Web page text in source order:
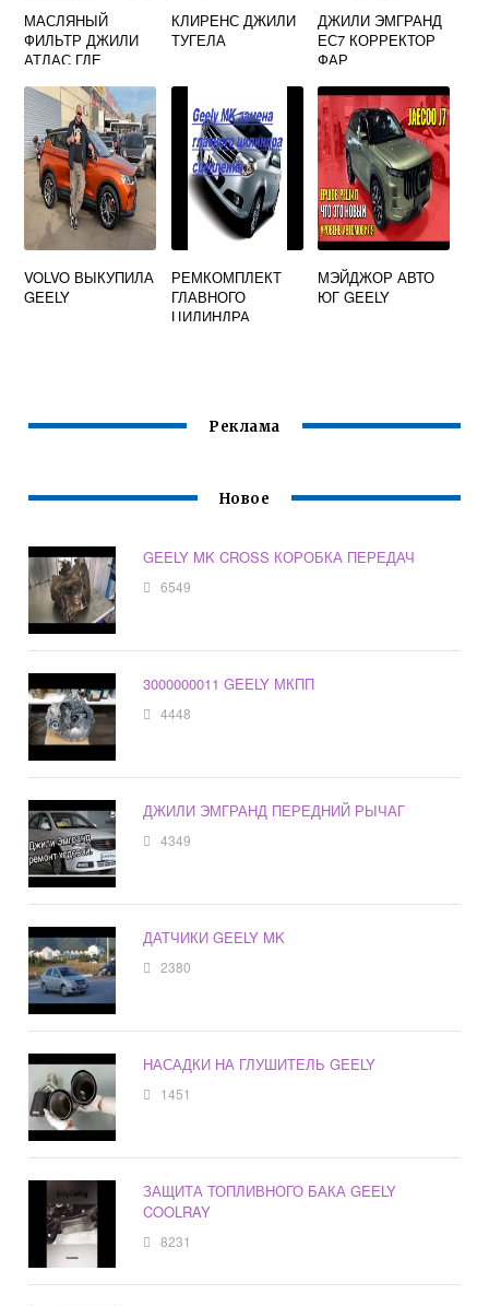
МАСЛЯНЫЙ
ФИЛЬТР ДЖИЛИ
АТЛАС ГДЕ
КЛИРЕНС ДЖИЛИ
ТУГЕЛА
ДЖИЛИ ЭМГРАНД
ЕС7 КОРРЕКТОР
ФАР
VOLVO ВЫКУПИЛА
GEELY
РЕМКОМПЛЕКТ
ГЛАВНОГО
ЦИЛИНДРА
МЭЙДЖОР АВТО
ЮГ GEELY
Реклама
Новое
GEELY MK CROSS КОРОБКА ПЕРЕДАЧ
6549
3000000011 GEELY МКПП
4448
ДЖИЛИ ЭМГРАНД ПЕРЕДНИЙ РЫЧАГ
4349
ДАТЧИКИ GEELY MK
2380
НАСАДКИ НА ГЛУШИТЕЛЬ GEELY
1451
ЗАЩИТА ТОПЛИВНОГО БАКА GEELY
COOLRAY
8231